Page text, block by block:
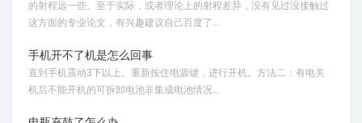
的射程远一些。至于实际，或者理论上的射程差异，没有见过没接触过
这方面的专业论文，有兴趣建议自己百度了...
手机开不了机是怎么回事
直到手机震动3下以上。重新按住电源键，进行开机。方法二：有电关
机后不能开机的可拆卸电池非集成电池情况...